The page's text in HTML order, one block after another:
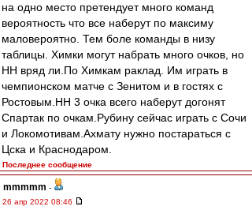
на одно место претендует много команд
вероятность что все наберут по максиму
маловероятно. Тем боле команды в низу
таблицы. Химки могут набрать много очков, но
НН вряд ли.По Химкам раклад. Им играть в
чемпионском матче с Зенитом и в гостях с
Ростовым.НН 3 очка всего наберут догонят
Спартак по очкам.Рубину сейчас играть с Сочи
и Локомотивам.Ахмату нужно постараться с
Цска и Краснодаром.
Последнее сообщение
mmmmm -
26 апр 2022 08:46